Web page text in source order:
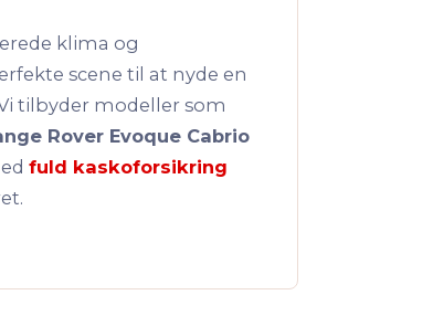
klima og
scene til at nyde en
tilbyder modeller som
Rover Evoque Cabrio
fuld kaskoforsikring